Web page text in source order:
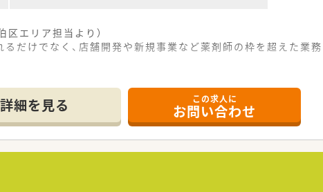
エリア担当より）
だけでなく、店舗開発や新規事業など薬剤師の枠を超えた業務
にあり、通勤にはお車を利用していただくことが可能な便利な
需しており、火曜日と木曜日には内科の処方箋も受け付けてい
員4名が在籍しており、複数名体制で協力しながら業務を進め
充を目的としており、正社員として長期的にご活躍いただけ
剤師として培ってきたご経験を存分に活かして働きたい方を幅
界の変化に合わせた新しい取り組みに積極的に挑戦できる意
詳細を見る この求人に
お問い合わせ